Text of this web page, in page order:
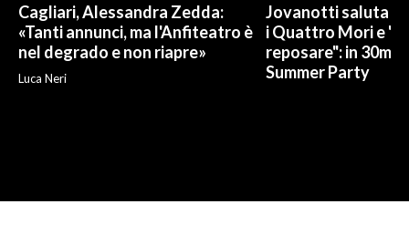
Cagliari, Alessandra Zedda:
«Tanti annunci, ma l'Anfiteatro è
nel degrado e non riapre»
Luca Neri
Jovanotti saluta la
i Quattro Mori e
reposare": in
Summer Party